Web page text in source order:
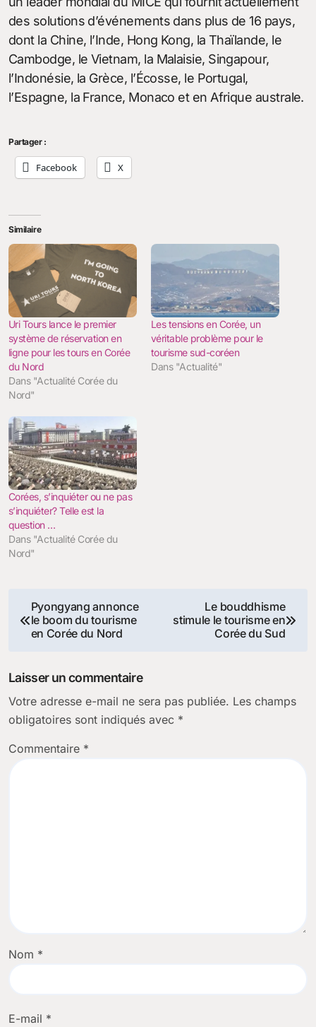
des solutions d’événements dans plus de 16 pays,
dont la Chine, l’Inde, Hong Kong, la Thaïlande, le
Cambodge, le Vietnam, la Malaisie, Singapour,
l’Indonésie, la Grèce, l’Écosse, le Portugal,
l’Espagne, la France, Monaco et en Afrique australe.
Partager :
Facebook X
Similaire
Uri Tours lance le premier
système de réservation en
ligne pour les tours en Corée
du Nord
Dans "Actualité Corée du
Nord"
Les tensions en Corée, un
véritable problème pour le
tourisme sud-coréen
Dans "Actualité"
Corées, s’inquiéter ou ne pas
s’inquiéter? Telle est la
question …
Dans "Actualité Corée du
Nord"
Navigation
de
l’article
Pyongyang annonce
le boom du tourisme
en Corée du Nord
Le bouddhisme
stimule le tourisme en
Corée du Sud
Laisser un commentaire
Votre adresse e-mail ne sera pas publiée. Les champs
obligatoires sont indiqués avec *
Commentaire *
Nom *
E-mail *